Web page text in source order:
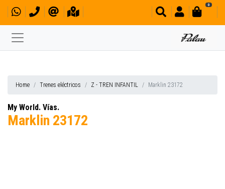
0
Home Trenes eléctricos Z - TREN INFANTIL Marklin 23172
My World. Vías.
Marklin 23172